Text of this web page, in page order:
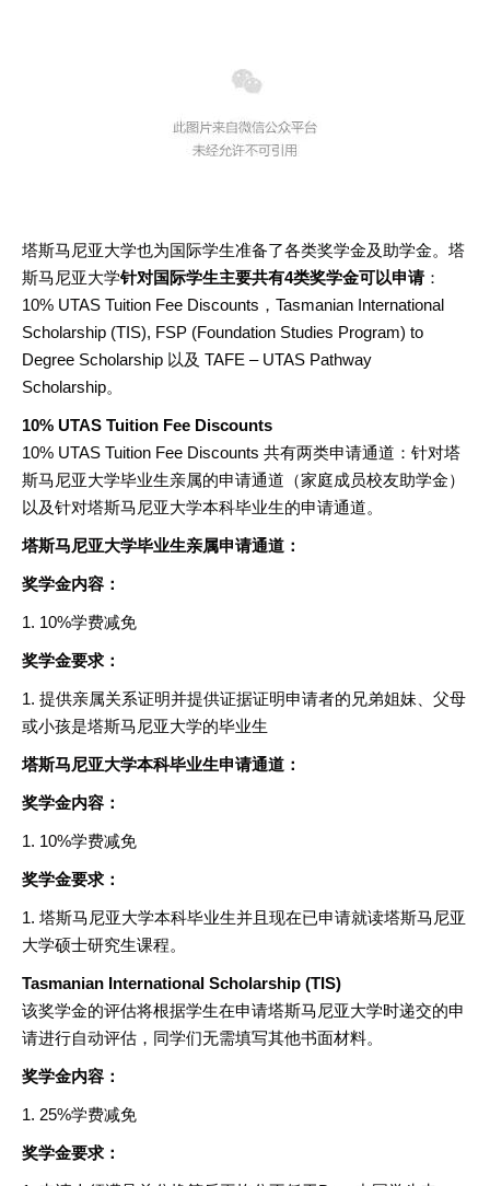
塔斯马尼亚大学也为国际学生准备了各类奖学金及助学金。塔
斯马尼亚大学针对国际学生主要共有4类奖学金可以申请 ：
10% UTAS Tuition Fee Discounts，Tasmanian International
Scholarship (TIS), FSP (Foundation Studies Program) to
Degree Scholarship 以及 TAFE – UTAS Pathway
Scholarship。
10% UTAS Tuition Fee Discounts
10% UTAS Tuition Fee Discounts 共有两类申请通道：针对塔
斯马尼亚大学毕业生亲属的申请通道（家庭成员校友助学金）
以及针对塔斯马尼亚大学本科毕业生的申请通道。
塔斯马尼亚大学毕业生亲属申请通道：
奖学金内容：
1. 10%学费减免
奖学金要求：
1. 提供亲属关系证明并提供证据证明申请者的兄弟姐妹、父母
或小孩是塔斯马尼亚大学的毕业生
塔斯马尼亚大学本科毕业生申请通道：
奖学金内容：
1. 10%学费减免
奖学金要求：
1. 塔斯马尼亚大学本科毕业生并且现在已申请就读塔斯马尼亚
大学硕士研究生课程。
Tasmanian International Scholarship (TIS)
该奖学金的评估将根据学生在申请塔斯马尼亚大学时递交的申
请进行自动评估，同学们无需填写其他书面材料。
奖学金内容：
1. 25%学费减免
奖学金要求：